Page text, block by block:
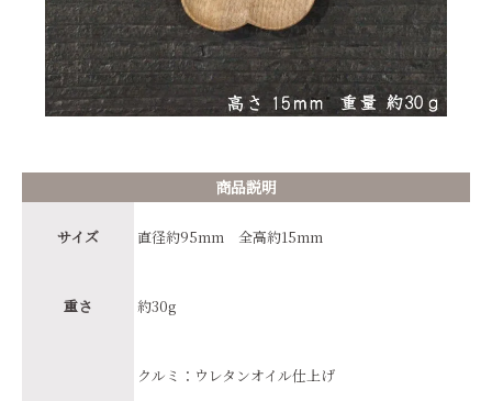
商品説明
サイズ 直径約95mm 全高約15mm
重さ 約30g
クルミ：ウレタンオイル仕上げ